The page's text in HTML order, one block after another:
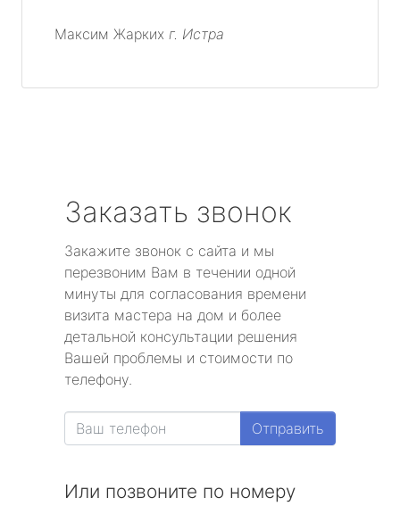
Максим Жарких г. Истра
Заказать звонок
Закажите звонок с сайта и мы
перезвоним Вам в течении одной
минуты для согласования времени
визита мастера на дом и более
детальной консультации решения
Вашей проблемы и стоимости по
телефону.
Отправить
Или позвоните по номеру